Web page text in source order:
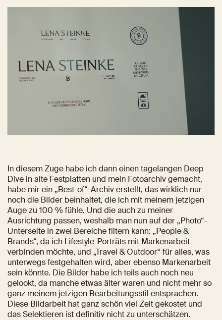
In diesem Zuge habe ich dann einen tagelangen Deep
Dive in alte Festplatten und mein Fotoarchiv gemacht,
habe mir ein „Best-of“-Archiv erstellt, das wirklich nur
noch die Bilder beinhaltet, die ich mit meinem jetzigen
Auge zu 100 % fühle. Und die auch zu meiner
Ausrichtung passen, weshalb man nun auf der „Photo“-
Unterseite in zwei Bereiche filtern kann: „People &
Brands“, da ich Lifestyle-Porträts mit Markenarbeit
verbinden möchte, und „Travel & Outdoor“ für alles, was
unterwegs festgehalten wird, aber ebenso Markenarbeit
sein könnte. Die Bilder habe ich teils auch noch neu
gelookt, da manche etwas älter waren und nicht mehr so
ganz meinem jetzigen Bearbeitungsstil entsprachen.
Diese Bildarbeit hat ganz schön viel Zeit gekostet und
das Selektieren ist definitiv nicht zu unterschätzen.